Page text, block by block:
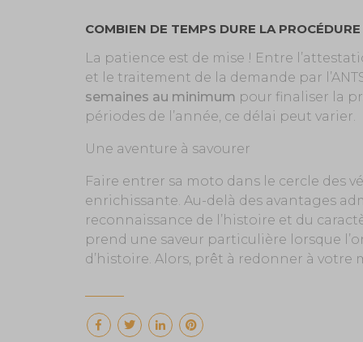
COMBIEN DE TEMPS DURE LA PROCÉDURE
La patience est de mise ! Entre
et le traitement de la demande par
semaines au minimum pour finaliser la
périodes de l’année, ce délai peut varier.
Une aventure à savourer
Faire entrer sa moto dans le cercle des
enrichissante. Au-delà des avantages
reconnaissance de l’histoire et du
prend une saveur particulière lorsque
d’histoire. Alors, prêt à redonner à